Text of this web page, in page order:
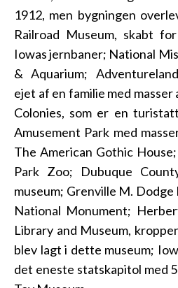
1912, men bygningen
Railroad Museum, skabt
Iowas jernbaner; National
& Aquarium;
ejet af en familie med
Colonies, som er en
Amusement Park med
The American Gothic
Park Zoo; Dubuque
museum; Grenville M.
National Monument;
Library and Museum,
blev lagt i dette museum;
det eneste statskapitol med